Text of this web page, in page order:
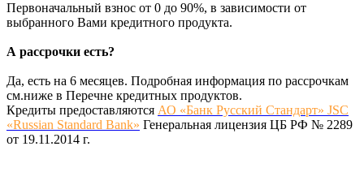
Первоначальный взнос от 0 до 90%, в зависимости от
выбранного Вами кредитного продукта.
А рассрочки есть?
Да, есть на 6 месяцев. Подробная информация по рассрочкам
см.ниже в Перечне кредитных продуктов.
Кредиты предоставляются АО «Банк Русский Стандарт» JSC
«Russian Standard Bank» Генеральная лицензия ЦБ РФ № 2289
от 19.11.2014 г.